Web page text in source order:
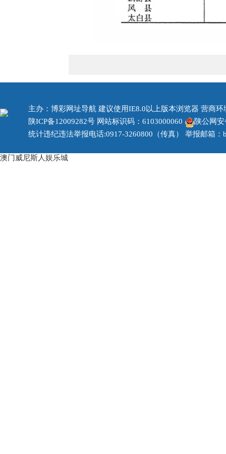
主办：博彩网址导航 建议使用IE8.0以上版本浏览器 营商
陕ICP备12009282号 网站标识码：6103000060
陕公网
统计违纪违法举报电话:0917-3260800（传真） 举报邮箱：
澳门威尼斯人娱乐城